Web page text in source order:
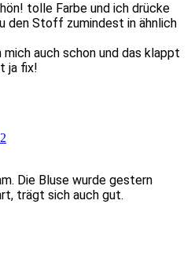
tolle Farbe und ich drücke
den Stoff zumindest in ähnlich
auch schon und das klappt
ja fix!
Die Bluse wurde gestern
trägt sich auch gut.